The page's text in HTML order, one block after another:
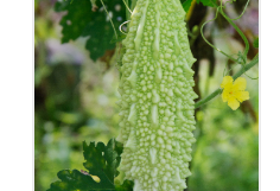
জলে গুলে খেতে পারেন।